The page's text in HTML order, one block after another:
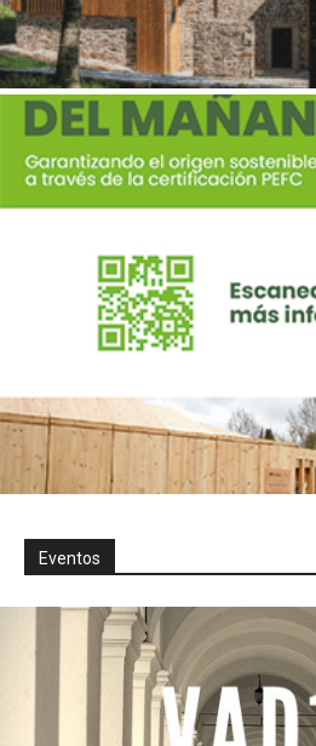
Eventos